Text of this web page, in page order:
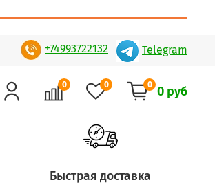
+74993722132 Telegram
0 0 0 0 руб
Быстрая доставка